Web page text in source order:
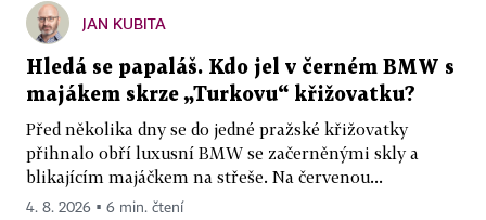
JAN KUBITA
Hledá se papaláš. Kdo jel v černém BMW s
majákem skrze „Turkovu“ křižovatku?
Před několika dny se do jedné pražské křižovatky
přihnalo obří luxusní BMW se začerněnými skly a
blikajícím majáčkem na střeše. Na červenou...
4. 8. 2026 ▪ 6 min. čtení